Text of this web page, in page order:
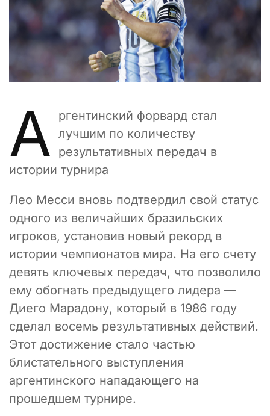
А
ргентинский форвард стал
лучшим по количеству
результативных передач в
истории турнира
Лео Месси вновь подтвердил свой статус
одного из величайших бразильских
игроков, установив новый рекорд в
истории чемпионатов мира. На его счету
девять ключевых передач, что позволило
ему обогнать предыдущего лидера —
Диего Марадону, который в 1986 году
сделал восемь результативных действий.
Этот достижение стало частью
блистательного выступления
аргентинского нападающего на
прошедшем турнире.